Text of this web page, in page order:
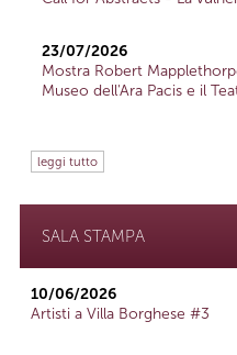
23/07/2026
Mostra Robert
Museo dell'Ara Pacis e il
leggi tutto
SALA STAMPA
10/06/2026
Artisti a Villa Borghese #3